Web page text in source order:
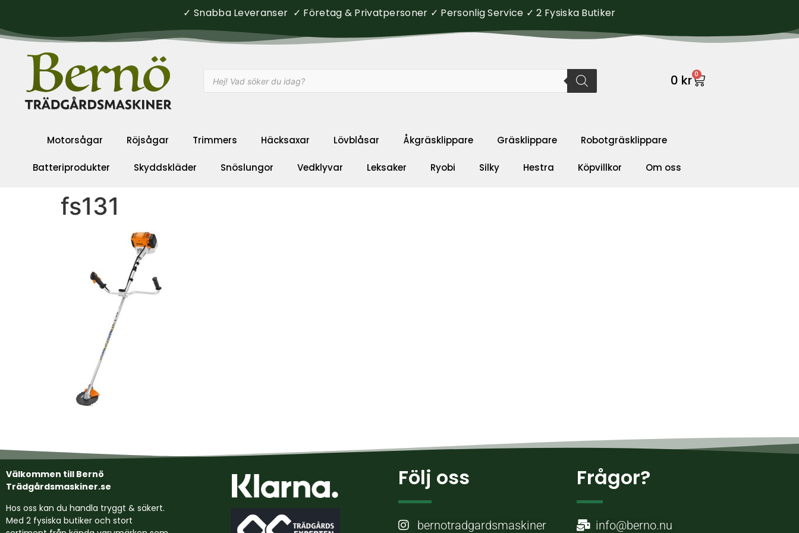
✓ Snabba Leveranser ✓ Företag & Privatpersoner ✓ Personlig Service ✓ 2 Fysiska Butiker
0 kr 0
Motorsågar Röjsågar Trimmers Häcksaxar Lövblåsar Åkgräsklippare Gräsklippare Robotgräsklippare
Batteriprodukter Skyddskläder Snöslungor Vedklyvar Leksaker Ryobi Silky Hestra Köpvillkor Om oss
fs131
Välkommen till Bernö
Trädgårdsmaskiner.se
Hos oss kan du handla tryggt & säkert.
Med 2 fysiska butiker och stort
Följ oss
bernotradgardsmaskiner
Frågor?
info@berno.nu